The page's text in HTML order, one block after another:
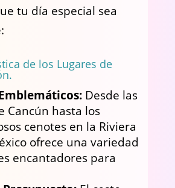
tu día especial sea
de los Lugares de
Desde las
Cancún hasta los
cenotes en la Riviera
ofrece una variedad
encantadores para